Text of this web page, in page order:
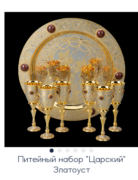
Питейный набор "Царский"
Златоуст